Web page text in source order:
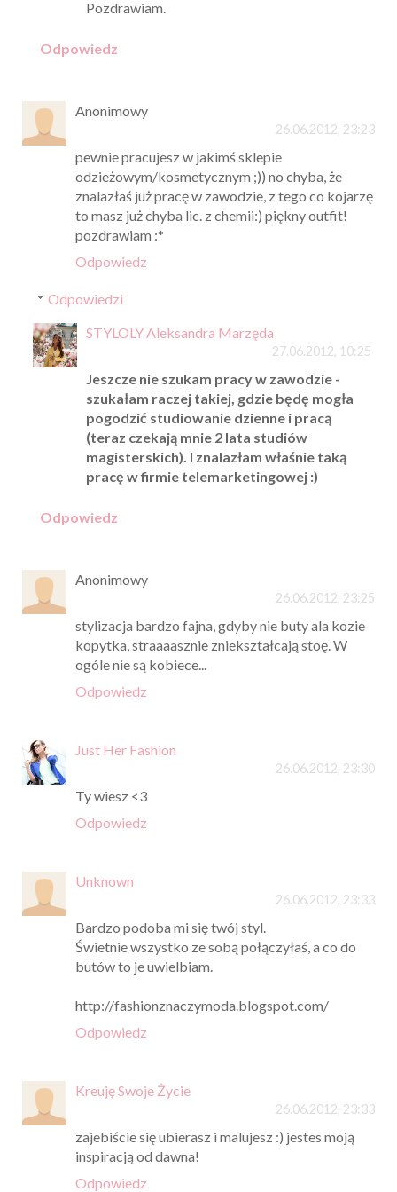
Pozdrawiam.
Odpowiedz
Anonimowy
26.06.2012, 23:23
pewnie pracujesz w jakimś sklepie
odzieżowym/kosmetycznym ;)) no chyba, że
znalazłaś już pracę w zawodzie, z tego co kojarzę
to masz już chyba lic. z chemii:) piękny outfit!
pozdrawiam :*
Odpowiedz
Odpowiedzi
STYLOLY Aleksandra Marzęda
27.06.2012, 10:25
Jeszcze nie szukam pracy w zawodzie -
szukałam raczej takiej, gdzie będę mogła
pogodzić studiowanie dzienne i pracą
(teraz czekają mnie 2 lata studiów
magisterskich). I znalazłam właśnie taką
pracę w firmie telemarketingowej :)
Odpowiedz
Anonimowy
26.06.2012, 23:25
stylizacja bardzo fajna, gdyby nie buty ala kozie
kopytka, straaaasznie zniekształcają stoę. W
ogóle nie są kobiece...
Odpowiedz
Just Her Fashion
26.06.2012, 23:30
Ty wiesz <3
Odpowiedz
Unknown
26.06.2012, 23:33
Bardzo podoba mi się twój styl.
Świetnie wszystko ze sobą połączyłaś, a co do
butów to je uwielbiam.
http://fashionznaczymoda.blogspot.com/
Odpowiedz
Kreuję Swoje Życie
26.06.2012, 23:33
zajebiście się ubierasz i malujesz :) jestes moją
inspiracją od dawna!
Odpowiedz